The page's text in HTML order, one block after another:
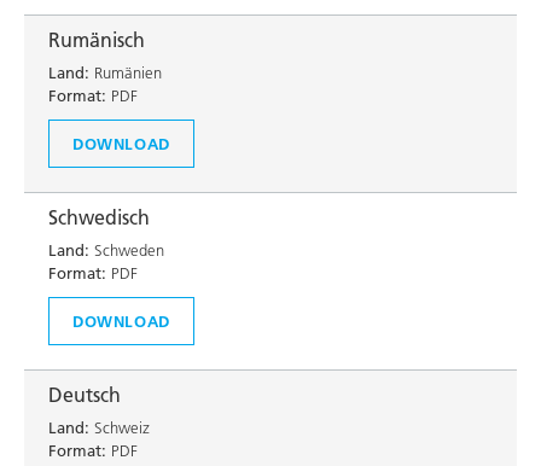
Rumänisch
Land: Rumänien
Format: PDF
DOWNLOAD
Schwedisch
Land: Schweden
Format: PDF
DOWNLOAD
Deutsch
Land: Schweiz
Format: PDF